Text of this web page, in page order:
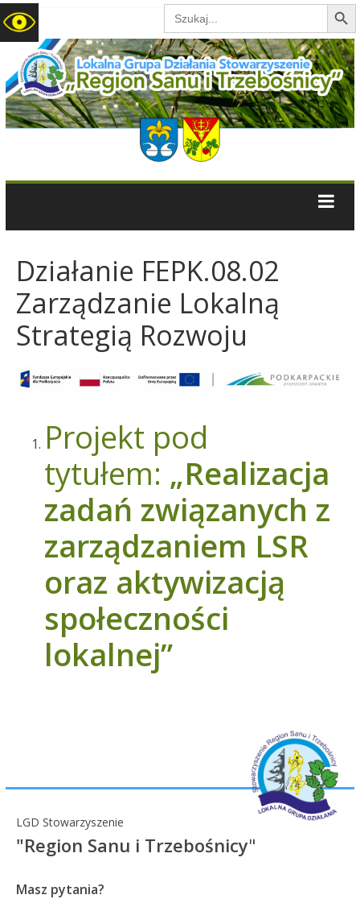
Search
for:
LGD
Działanie FEPK.08.02
Zarządzanie Lokalną
Strategią Rozwoju
Projekt pod
tytułem: „Realizacja
zadań związanych z
zarządzaniem LSR
oraz aktywizacją
społeczności
lokalnej”
LGD Stowarzyszenie
"Region Sanu i Trzebośnicy"
Masz pytania?